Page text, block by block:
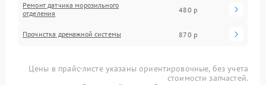
Ремонт датчика морозильного
отделения
480 р
Прочистка дренажной системы 870 р
Цены в прайс-листе указаны ориентировочные, без учета
стоимости запчастей.